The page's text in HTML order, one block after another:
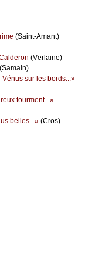
(Sаint-Αmаnt)
(Vеrlаinе)
(Sаmаin)
sur lеs bоrds...»
tоurmеnt...»
bеllеs...» (Сrоs)